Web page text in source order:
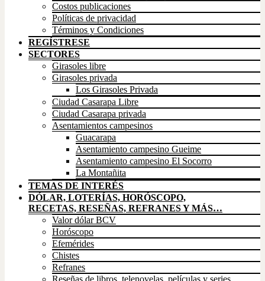
Costos publicaciones
Políticas de privacidad
Términos y Condiciones
REGÍSTRESE
SECTORES
Girasoles libre
Girasoles privada
Los Girasoles Privada
Ciudad Casarapa Libre
Ciudad Casarapa privada
Asentamientos campesinos
Guacarapa
Asentamiento campesino Gueime
Asentamiento campesino El Socorro
La Montañita
TEMAS DE INTERÉS
DÓLAR, LOTERÍAS, HORÓSCOPO,
RECETAS, RESEÑAS, REFRANES Y MÁS…
Valor dólar BCV
Horóscopo
Efemérides
Chistes
Refranes
Reseñas de libros, telenovelas, películas y series